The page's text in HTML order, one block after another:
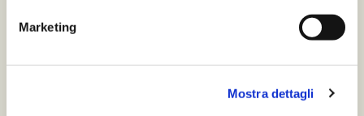
Marketing
Mostra dettagli
Maccio Capatonda e i
pregiudizi